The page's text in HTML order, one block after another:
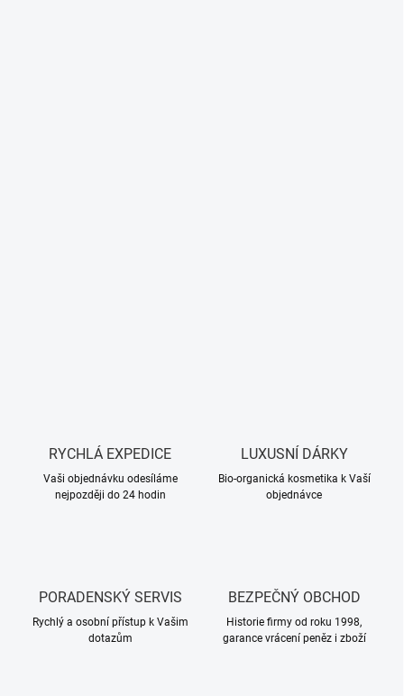
RYCHLÁ EXPEDICE
Vaši objednávku odesíláme
nejpozději do 24 hodin
LUXUSNÍ DÁRKY
Bio-organická kosmetika k Vaší
objednávce
PORADENSKÝ SERVIS
Rychlý a osobní přístup k Vašim
dotazům
BEZPEČNÝ OBCHOD
Historie firmy od roku 1998,
garance vrácení peněz i zboží